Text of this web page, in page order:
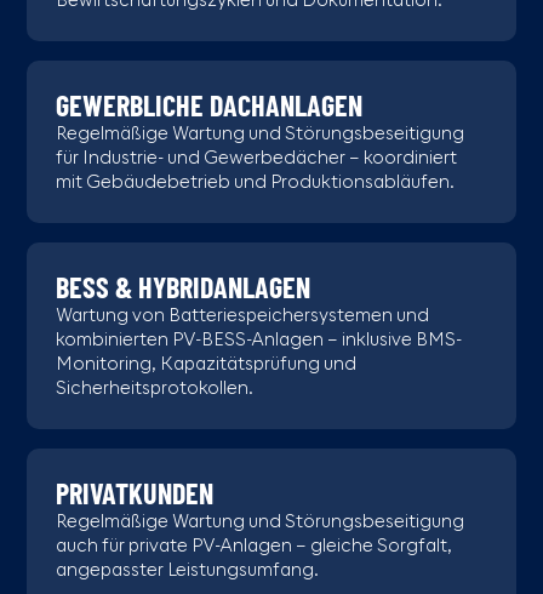
GEWERBLICHE DACHANLAGEN
Regelmäßige Wartung und Störungsbeseitigung
für Industrie- und Gewerbedächer – koordiniert
mit Gebäudebetrieb und Produktionsabläufen.
BESS & HYBRIDANLAGEN
Wartung von Batteriespeichersystemen und
kombinierten PV-BESS-Anlagen – inklusive BMS-
Monitoring, Kapazitätsprüfung und
Sicherheitsprotokollen.
PRIVATKUNDEN
Regelmäßige Wartung und Störungsbeseitigung
auch für private PV-Anlagen – gleiche Sorgfalt,
angepasster Leistungsumfang.